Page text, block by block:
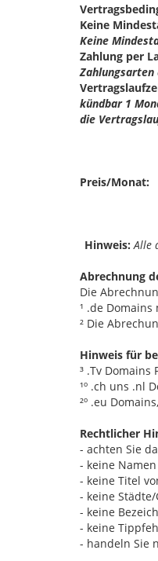
Keine
Keine
Zahlung per
Zahlungsarten
kündbar 1
die
Preis/Monat:
Hinweis:Alle
Abrechnung
Die
¹ .de
² Die
Hinweis für
³ .Tv
¹º .ch uns .nl
²º .eu
Rechtlicher
- achten Sie
- keine
- keine Titel
- keine
- keine
- keine
- handeln Sie